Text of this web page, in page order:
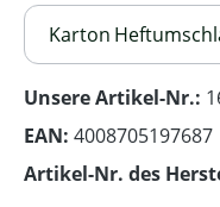
Karton
Unsere Artikel-Nr.:
EAN: 4008705197687
Artikel-Nr. des